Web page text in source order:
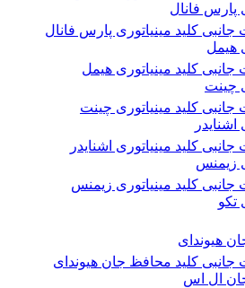
پارس فانال
جانبی کلید مینیاتوری پارس فانال
هیمل
جانبی کلید مینیاتوری هیمل
چینت
جانبی کلید مینیاتوری چینت
اشنایدر
جانبی کلید مینیاتوری اشنایدر
زیمنس
جانبی کلید مینیاتوری زیمنس
تکو
هیوندای
جانبی کلید محافظ جان هیوندای
ال اس